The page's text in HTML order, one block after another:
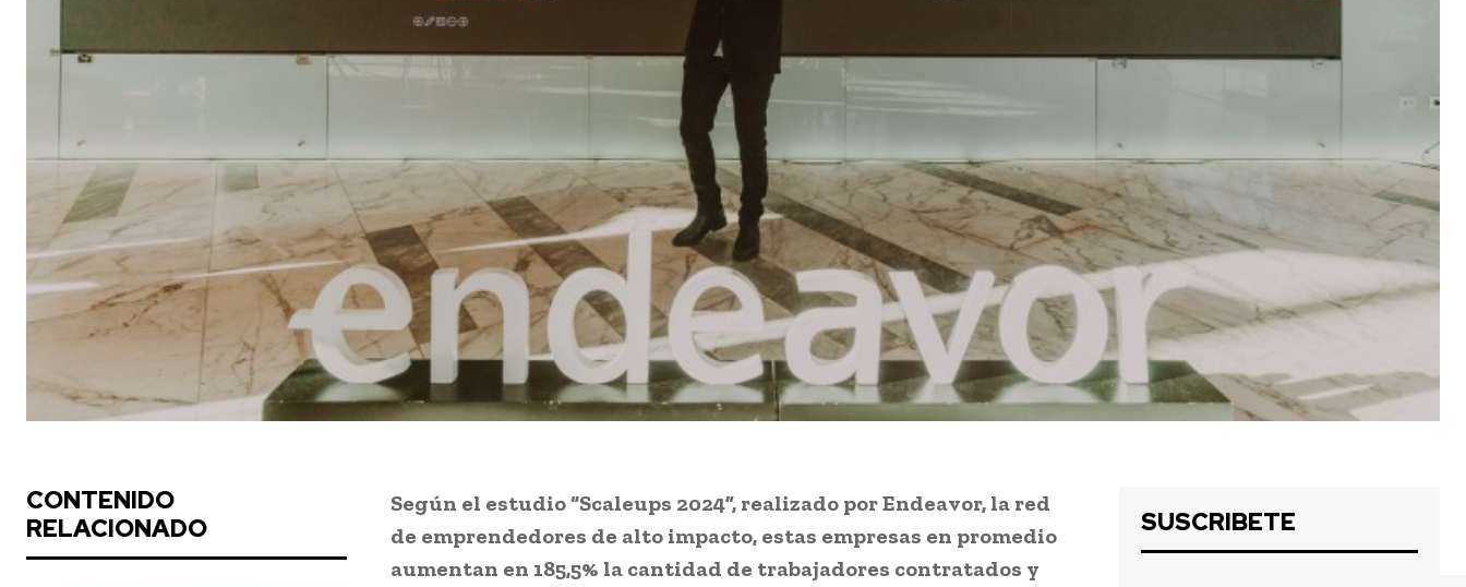
CONTENIDO
RELACIONADO
Según el estudio “Scaleups 2024”, realizado por Endeavor, la red
de emprendedores de alto impacto, estas empresas en promedio
aumentan en 185,5% la cantidad de trabajadores contratados y
SUSCRIBETE